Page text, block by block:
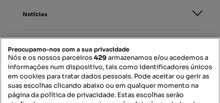
Notícias
Mapa do Site
Preocupamo-nos com a sua privacidade
Nós e os nossos parceiros429armazenamos e/ou acedemos a
informações num dispositivo, tais como identificadores únicos
em cookies para tratar dados pessoais. Pode aceitar ou gerir as
suas escolhas clicando abaixo ou em qualquer momento na
página da política de privacidade. Estas escolhas serão